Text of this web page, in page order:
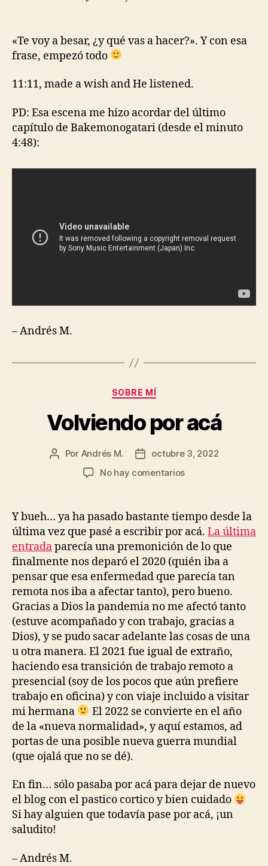
vas
«Te voy a besar, ¿y qué vas a hacer?». Y con esa
frase, empezó todo
11:11, made a wish and He listened.
PD: Esa escena me hizo acordar del último
capítulo de Bakemonogatari (desde el minuto
4:48):
– Andrés M.
Categorías
SOBRE MÍ
Volviendo por acá
Autor
Por Andrés M.
Fechaoctubre 3, 2022
No hay comentariosen
Y bueh… ya ha pasado bastante tiempo desde la
última vez que pasé a escribir por acá. La última
entradaparecía una premonición de lo que
finalmente nos deparó el 2020 (quién iba a
pensar que esa enfermedad que parecía tan
remota nos iba a afectar tanto), pero bueno.
Gracias a Dios la pandemia no me afectó tanto
(estuve acompañado y con trabajo, gracias a
Dios), y se pudo sacar adelante las cosas de una
u otra manera. El 2021 fue igual de extraño,
haciendo esa transición de trabajo remoto a
presencial (soy de los pocos que aún prefiere
trabajo en oficina) y con viaje incluido a visitar
mi hermana
El 2022 se convierte en el año
de la «nueva normalidad», y aquí estamos, ad
portas de una posible nueva guerra mundial
(que ojalá que no se dé).
En fin… sólo pasaba por acá para dejar de nuevo
el blog con el pastico cortico y bien cuidado
Si hay alguien que todavía pase por acá, ¡un
saludito!
– Andrés M.